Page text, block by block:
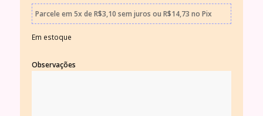
Parcele em 5x de R$3,10 sem juros ou R$14,73 no Pix
Em estoque
Observações